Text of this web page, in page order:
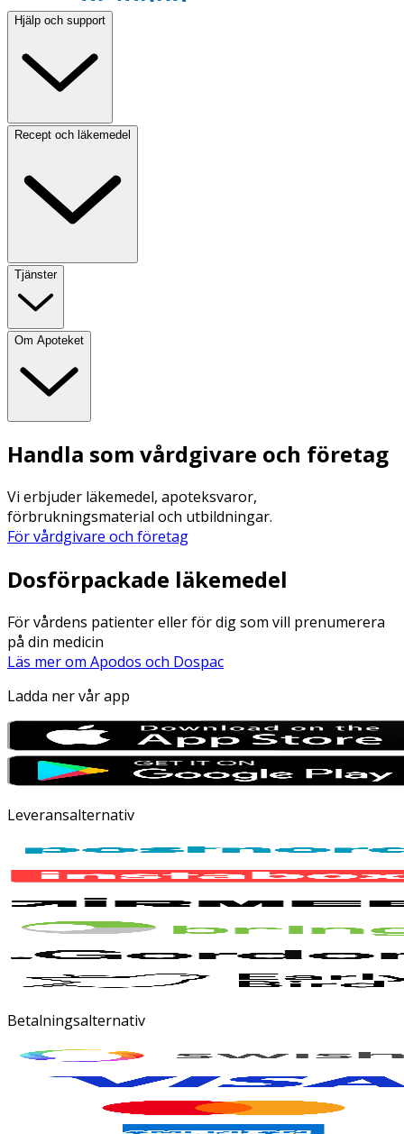
Hjälp och support
Recept och läkemedel
Tjänster
Om Apoteket
Handla som vårdgivare och företag
Vi erbjuder läkemedel, apoteksvaror,
förbrukningsmaterial och utbildningar.
För vårdgivare och företag
Dosförpackade läkemedel
För vårdens patienter eller för dig som vill prenumerera
på din medicin
Läs mer om Apodos och Dospac
Ladda ner vår app
Leveransalternativ
Betalningsalternativ